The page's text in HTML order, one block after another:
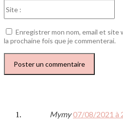
Mymy 07/08/2021 à
Enregistrer mon nom, email et site
la prochaine fois que je commenterai.